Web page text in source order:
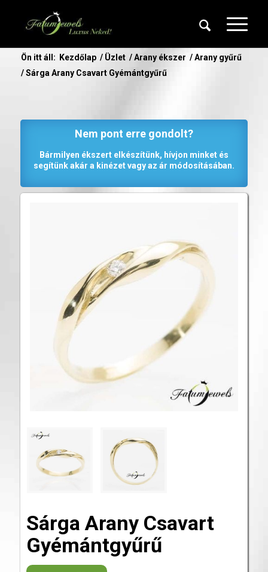
Ön itt áll: Kezdőlap / Üzlet / Arany ékszer / Arany gyűrű
/ Sárga Arany Csavart Gyémántgyűrű
Nem pont erre gondolt?
Bármilyen ékszert elkészítünk, hívjon minket és
segítünk akár a kinézet vagy az ár módosításában.
Sárga Arany Csavart
Gyémántgyűrű